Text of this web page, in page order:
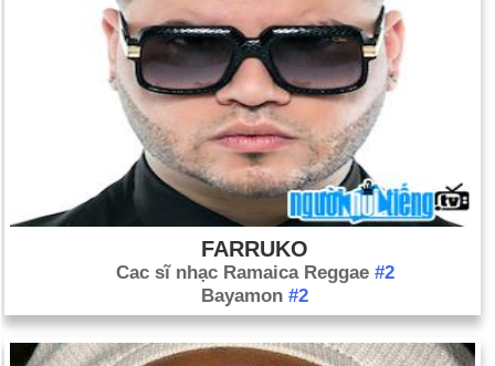
FARRUKO
Cac sĩ nhạc Ramaica Reggae #2
Bayamon #2